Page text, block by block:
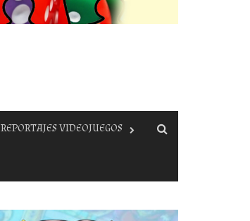
REPORTAJES VIDEOJUEGOS